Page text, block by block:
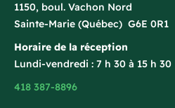
1150, boul. Vachon Nord
Sainte-Marie (Québec) G6E 0R1
Horaire de la réception
Lundi-vendredi : 7 h 30 à 15 h 30
418 387-8896